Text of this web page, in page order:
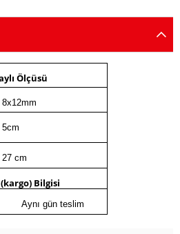
Ölçüsü
8x12mm
5cm
27 cm
Bilgisi
Aynı gün teslim